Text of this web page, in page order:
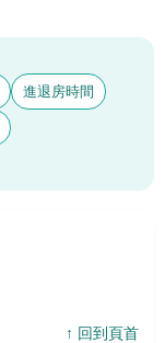
進退房時間
↑ 回到頁首